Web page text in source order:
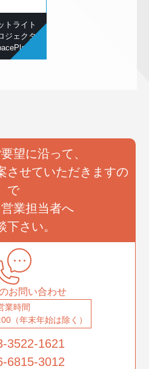
トライト
ジェクタ
望に沿って、
させていただきますの
で
業担当者へ
下さい。
お問い合わせ
業時間
（年末年始は除く）
3522-1621
6815-3012